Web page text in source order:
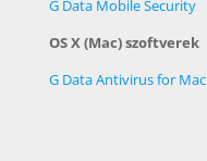
G Data Mobile Security
OS X (Mac) szoftverek
G Data Antivirus for Mac